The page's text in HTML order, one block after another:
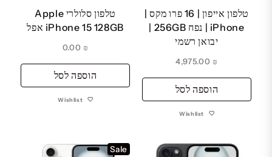
טלפון אייפון | 16 פרו מקס |
iPhone | נפח 256GB |
יבואן רשמי
₪
הוספה לסל
Wishlist
טלפון סלולרי Apple
iPhone 15 128GB אפל
₪
הוספה לסל
Wishlist
Sale